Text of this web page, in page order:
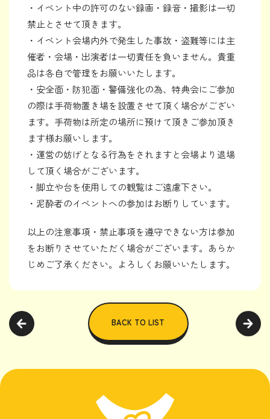
・イベント中の許可のない録画・録音・撮影は一切
禁止とさせて頂きます。
・イベント会場内外で発生した事故・盗難等には主
催者・会場・出演者は一切責任を負いません。貴重
品は各自で管理をお願いいたします。
・安全面・防犯面・警備強化の為、特典会にご参加
の際は手荷物置き場を設置させて頂く場合がござい
ます。手荷物は所定の場所に預けて頂きご参加頂き
ます様お願いします。
・運営の妨げとなる行為をされますと会場より退場
して頂く場合がございます。
・脚立や台を使用しての観覧はご遠慮下さい。
・泥酔者のイベントへの参加はお断りしています。
以上の注意事項・禁止事項を遵守できない方は参加
をお断りさせていただく場合がございます。あらか
じめご了承ください。よろしくお願いいたします。
BACK TO LIST